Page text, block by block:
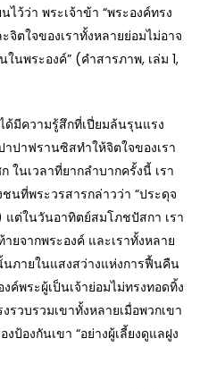
ว้ว่า พระเจ้าข้า “พระองค์ทรง
จิตใจของเราทั้งหลายย่อมไม่อาจ
นพระองค์” (คำสารภาพ, เล่ม 1,
วามรู้สึกที่เปี่ยมล้นรุนแรง
ปาฟรานซิสทำให้จิตใจของเรา
ในเวลาที่ยากลำบากครั้งนี้ เรา
นที่พระวรสารกล่าวว่า “ประดุจ
แต่ในวันอาทิตย์สมโภชปัสกา เรา
ยจากพระองค์ และเราทั้งหลาย
นภายในแสงสว่างแห่งการฟื้นคืน
พระผู้เป็นเจ้าย่อมไม่ทรงทอดทิ้ง
วบรวมเขาทั้งหลายเมื่อพวกเขา
ป้องกันเขา “อย่างผู้เลี้ยงดูแลฝูง